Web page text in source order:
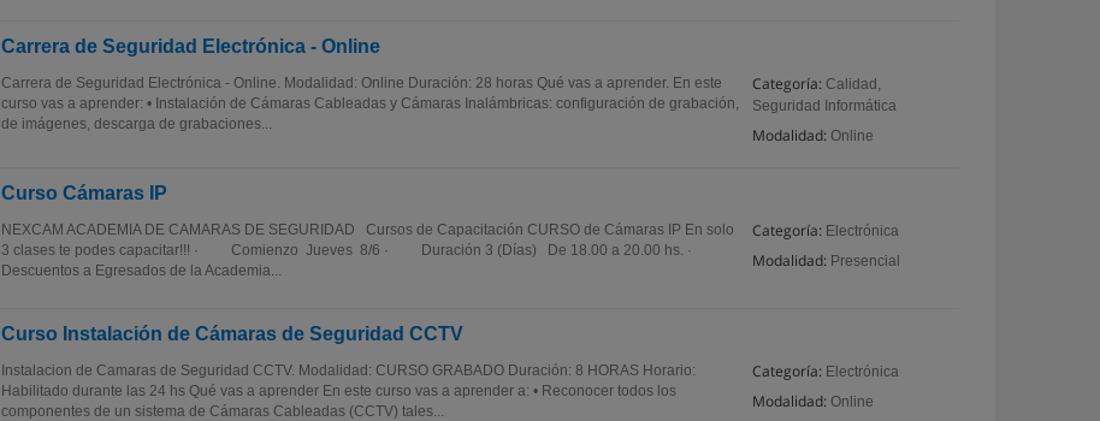
Carrera de Seguridad Electrónica - Online
Categoría: Calidad,
Seguridad Informática
Modalidad: Online
Carrera de Seguridad Electrónica - Online. Modalidad: Online Duración: 28 horas Qué vas a aprender. En este
curso vas a aprender: • Instalación de Cámaras Cableadas y Cámaras Inalámbricas: configuración de grabación,
de imágenes, descarga de grabaciones...
Curso Cámaras IP
Categoría: Electrónica
Modalidad: Presencial
NEXCAM ACADEMIA DE CAMARAS DE SEGURIDAD Cursos de Capacitación CURSO de Cámaras IP En solo
3 clases te podes capacitar!!! · Comienzo Jueves 8/6 · Duración 3 (Días) De 18.00 a 20.00 hs. ·
Descuentos a Egresados de la Academia...
Curso Instalación de Cámaras de Seguridad CCTV
Categoría: Electrónica
Modalidad: Online
Instalacion de Camaras de Seguridad CCTV. Modalidad: CURSO GRABADO Duración: 8 HORAS Horario:
Habilitado durante las 24 hs Qué vas a aprender En este curso vas a aprender a: • Reconocer todos los
componentes de un sistema de Cámaras Cableadas (CCTV) tales...